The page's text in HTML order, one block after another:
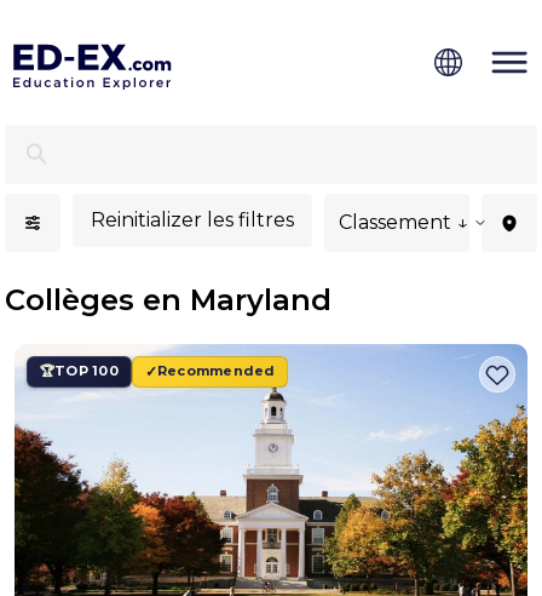
Reinitializer les filtres Classement ↓
Collèges en Maryland
TOP 100 Recommended